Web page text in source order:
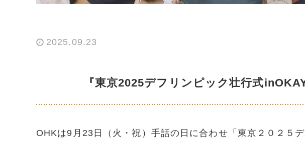
2025.09.23
『東京2025デフリンピック壮行式
OHKは9月23日（火・祝）手話の日に合わせ「東京２０２５